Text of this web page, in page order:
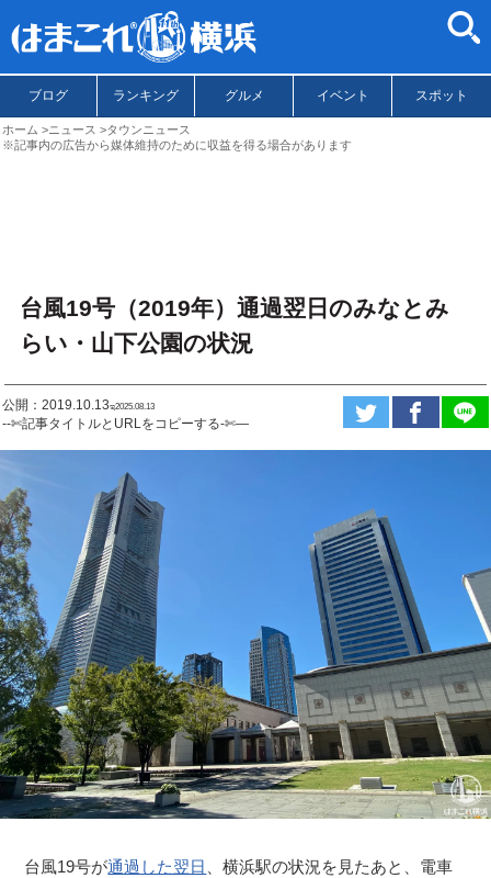
ブログ ランキング グルメ イベント スポット
ホーム ニュース
タウンニュース
※記事内の広告から媒体維持のために収益を得る場合があります
台風19号（2019年）通過翌日のみなとみ
らい・山下公園の状況
公開：2019.10.13ಇ2025.08.13
--✄記事タイトルとURLをコピーする-✄—
台風19号が通過した翌日 、横浜駅の状況を見たあと、電車